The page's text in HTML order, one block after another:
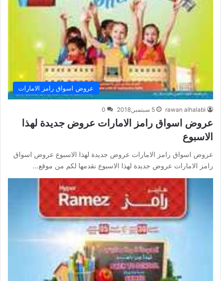
عروض اسواق رامز الامارات
rawan alhalabi 5 سبتمبر,2018 0
عروض اسواق رامز الامارات عروض جديدة لهذا
الاسبوع
عروض اسواق رامز الامارات عروض جديدة لهذا الاسبوع عروض اسواق
رامز الامارات عروض جديدة لهذا الاسبوع نقدمها لكم من موقع…